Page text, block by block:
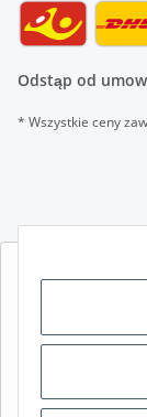
Odstąp od
* Wszystkie ceny
AFATEK
DE